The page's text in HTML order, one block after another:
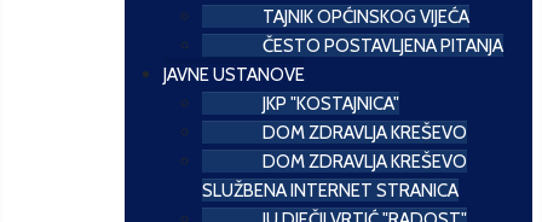
TAJNIK OPĆINSKOG VIJEĆA
ČESTO POSTAVLJENA PITANJA
JAVNE USTANOVE
JKP "KOSTAJNICA"
DOM ZDRAVLJA KREŠEVO
DOM ZDRAVLJA KREŠEVO
SLUŽBENA INTERNET STRANICA